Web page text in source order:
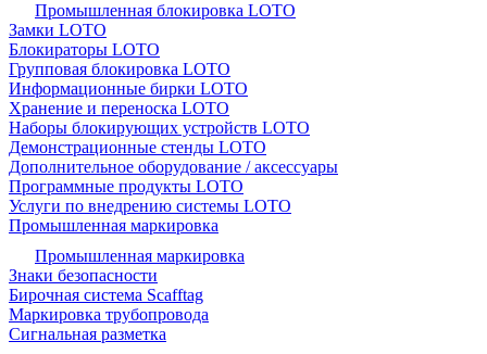
Промышленная блокировка LOTO
Замки LOTO
Блокираторы LOTO
Групповая блокировка LOTO
Информационные бирки LOTO
Хранение и переноска LOTO
Наборы блокирующих устройств LOTO
Демонстрационные стенды LOTO
Дополнительное оборудование / аксессуары
Программные продукты LOTO
Услуги по внедрению системы LOTO
Промышленная маркировка
Промышленная маркировка
Знаки безопасности
Бирочная система Scafftag
Маркировка трубопровода
Сигнальная разметка